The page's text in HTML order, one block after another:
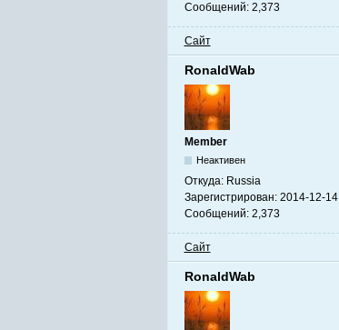
Сообщений: 2,373
Сайт
RonaldWab
Member
Неактивен
Откуда: Russia
Зарегистрирован: 2014-12-14
Сообщений: 2,373
Сайт
RonaldWab